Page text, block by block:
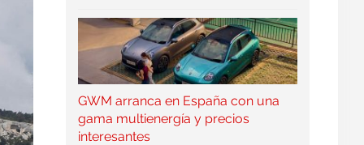
GWM arranca en España con una
gama multienergía y precios
interesantes